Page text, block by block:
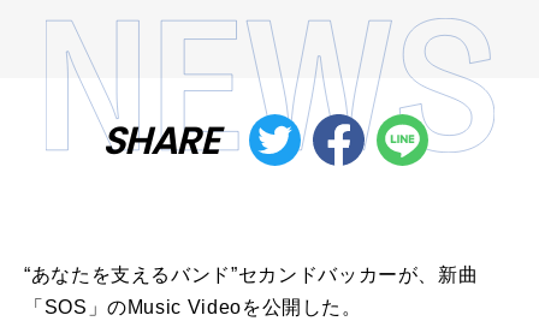
SHARE
“あなたを支えるバンド”セカンドバッカーが、新曲
「SOS」のMusic Videoを公開した。